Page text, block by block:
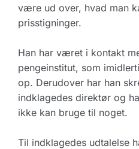
være ud over, hvad man
prisstigninger.
Han har været i kontakt
pengeinstitut, som
op. Derudover har han
indklagedes direktør og
ikke kan bruge til noget.
Til indklagedes udtalelse